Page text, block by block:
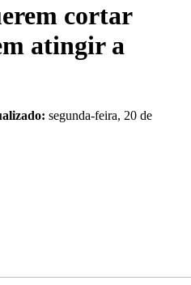
cortar
atingir a
segunda-feira, 20 de